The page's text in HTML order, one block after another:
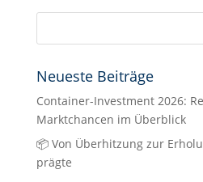
Neueste Beiträge
Container-Investment 2026:
Marktchancen im Überblick
📦 Von Überhitzung zur
prägte